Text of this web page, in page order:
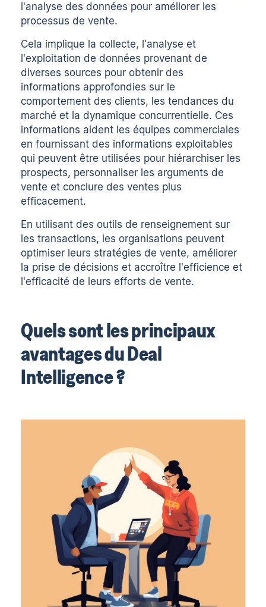
l'analyse des données pour améliorer les
processus de vente.
Cela implique la collecte, l'analyse et
l'exploitation de données provenant de
diverses sources pour obtenir des
informations approfondies sur le
comportement des clients, les tendances du
marché et la dynamique concurrentielle. Ces
informations aident les équipes commerciales
en fournissant des informations exploitables
qui peuvent être utilisées pour hiérarchiser les
prospects, personnaliser les arguments de
vente et conclure des ventes plus
efficacement.
En utilisant des outils de renseignement sur
les transactions, les organisations peuvent
optimiser leurs stratégies de vente, améliorer
la prise de décisions et accroître l'efficience et
l'efficacité de leurs efforts de vente.
Quels sont les principaux
avantages du Deal
Intelligence ?